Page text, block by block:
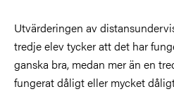
Utvärderingen av
tredje elev tycker att det har
ganska bra, medan mer än en
fungerat dåligt eller mycket